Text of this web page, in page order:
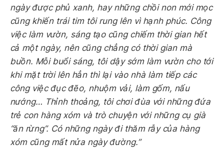
ngày được phủ xanh, hay những chồi non mới mọc
cũng khiến trái tim tôi rung lên vì hạnh phúc. Công
việc làm vườn, sáng tạo cũng chiếm thời gian hết
cả một ngày, nên cũng chẳng có thời gian mà
buồn. Mỗi buổi sáng, tôi dậy sớm làm vườn cho tới
khi mặt trời lên hẳn thì lại vào nhà làm tiếp các
công việc đục đẽo, nhuộm vải, làm gốm, nấu
nướng… Thỉnh thoảng, tôi chơi đùa với những đứa
trẻ con hàng xóm và trò chuyện với những cụ già
“ăn rừng”. Có những ngày đi thăm rẫy của hàng
xóm cũng mất nửa ngày đường.”